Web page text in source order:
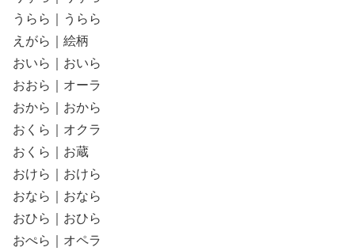
うらら｜うらら
えがら｜絵柄
おいら｜おいら
おおら｜オーラ
おから｜おから
おくら｜オクラ
おくら｜お蔵
おけら｜おけら
おなら｜おなら
おひら｜おひら
おぺら｜オペラ